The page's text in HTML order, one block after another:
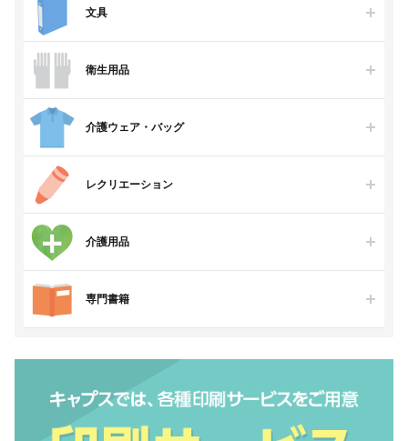
文具
衛生用品
介護ウェア・バッグ
レクリエーション
介護用品
専門書籍